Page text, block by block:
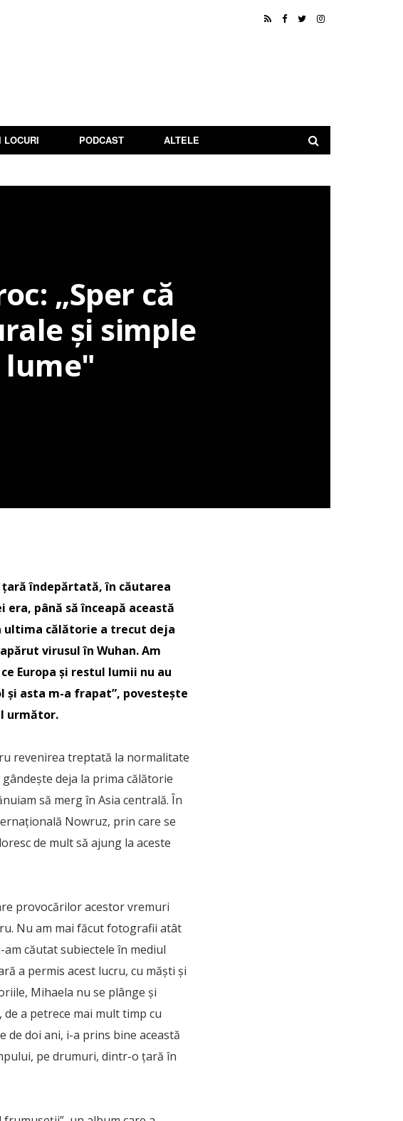
LOCURI PODCAST ALTELE
„Sper că
şi simple
lume"
îndepărtată, în căutarea
până să înceapă această
ultima călătorie a trecut deja
virusul în Wuhan. Am
Europa și restul lumii nu au
și asta m-a frapat”, povestește
următor.
revenirea treptată la normalitate
deja la prima călătorie
să merg în Asia centrală. În
Nowruz, prin care se
de mult să ajung la aceste
provocărilor acestor vremuri
Nu am mai făcut fotografii atât
căutat subiectele în mediul
a permis acest lucru, cu măști și
Mihaela nu se plânge și
a petrece mai mult timp cu
de doi ani, i-a prins bine această
pe drumuri, dintr-o țară în